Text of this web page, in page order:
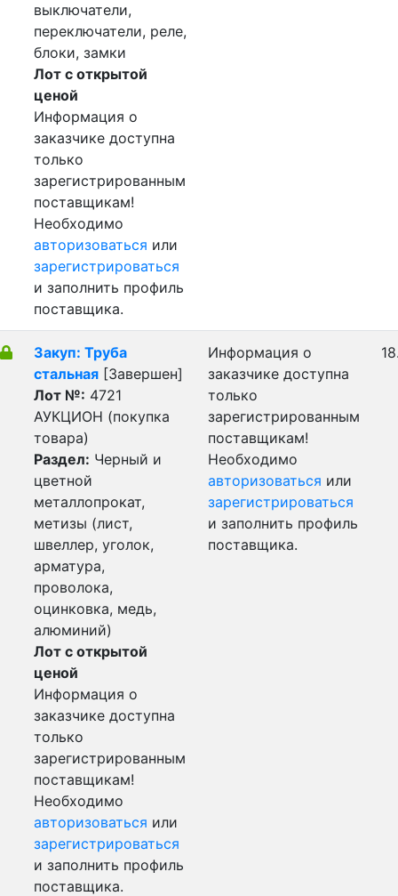
выключатели,
переключатели, реле,
блоки, замки
Лот с открытой
ценой
Информация о
заказчике доступна
только
зарегистрированным
поставщикам!
Необходимо
авторизоваться или
зарегистрироваться
и заполнить профиль
поставщика.
Закуп: Труба
стальная [Завершен]
Лот №: 4721
АУКЦИОН (покупка
товара)
Раздел: Черный и
цветной
металлопрокат,
метизы (лист,
швеллер, уголок,
арматура,
проволока,
оцинковка, медь,
алюминий)
Лот с открытой
ценой
Информация о
заказчике доступна
только
зарегистрированным
поставщикам!
Необходимо
авторизоваться или
зарегистрироваться
и заполнить профиль
поставщика.
Информация о
заказчике доступна
только
зарегистрированным
поставщикам!
Необходимо
авторизоваться или
зарегистрироваться
и заполнить профиль
поставщика.